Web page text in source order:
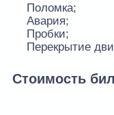
Поломка;
Авария;
Пробки;
Перекрытие
Стоимость